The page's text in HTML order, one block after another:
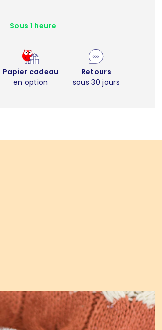
Sous 1 heure
Papier cadeau
en option
Retours
sous 30 jours